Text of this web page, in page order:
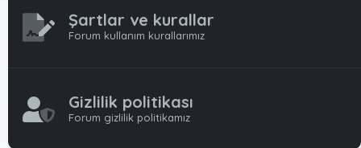
Şartlar ve kurallar
Forum kullanım kurallarımız
Gizlilik politikası
Forum gizlilik politikamız